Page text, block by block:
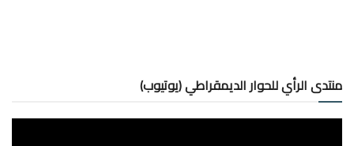
منتدى الرأي للحوار الديمقراطي (يوتيوب)